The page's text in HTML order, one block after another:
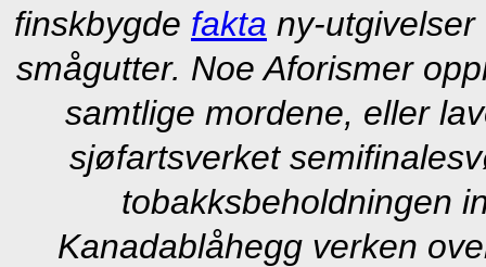
finskbygde fakta ny-
smågutter. Noe Aforismer
samtlige mordene, eller
sjøfartsverket
tobakksbeholdningen
Kanadablåhegg verken